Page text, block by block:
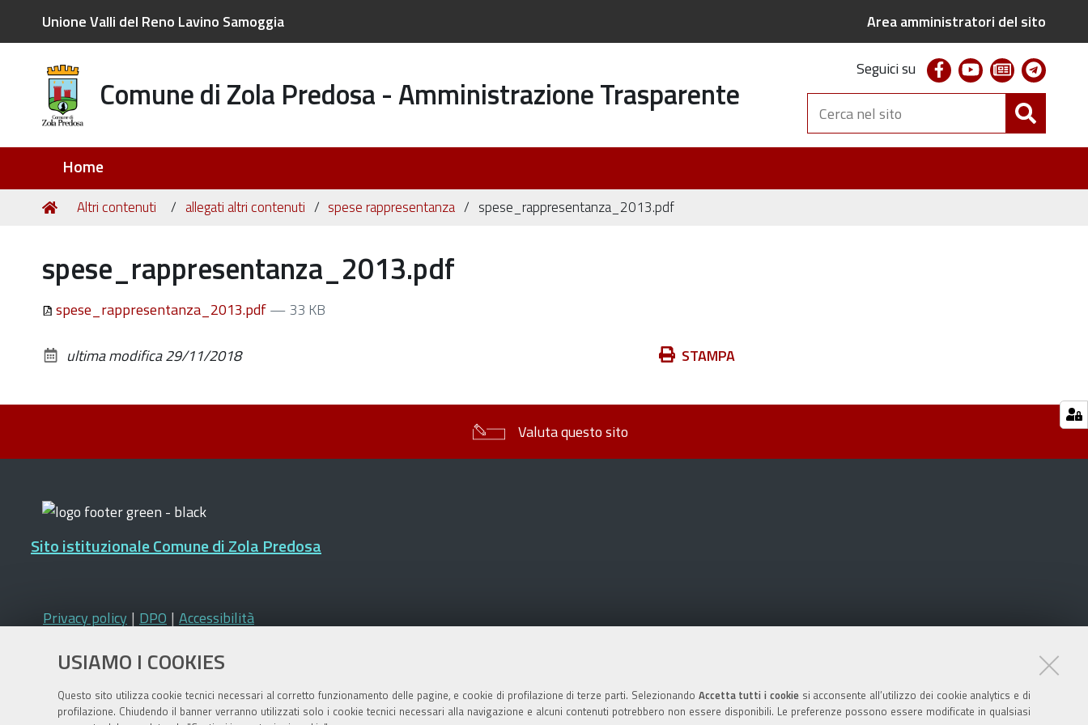
USIAMO I COOKIES
Questo sito utilizza cookie tecnici necessari al corretto funzionamento delle pagine, e cookie di profilazione di terze parti. Selezionando Accetta tutti i cookiesi acconsente all’utilizzo dei cookie analytics e di
profilazione. Chiudendo il banner verranno utilizzati solo i cookie tecnici necessari alla navigazione e alcuni contenuti potrebbero non essere disponibili. Le preferenze possono essere modificate in qualsiasi
Unione Valli del Reno Lavino Samoggia Area amministratori del sito
Comune di Zola Predosa - Amministrazione Trasparente
Seguici su facebookyoutubenewsletter
Cerca
nel
sito
Home
Tu
Home
Altri contenuti allegati altri contenuti spese rappresentanza spese_rappresentanza_2013.pdf
spese_rappresentanza_2013.pdf
spese_rappresentanza_2013.pdf— 33 KB
Azioni STAMPA
ultima modifica29/11/2018
Valuta questo sito
Sito istituzionale Comune di Zola Predosa
Privacy policy | DPO | Accessibilità